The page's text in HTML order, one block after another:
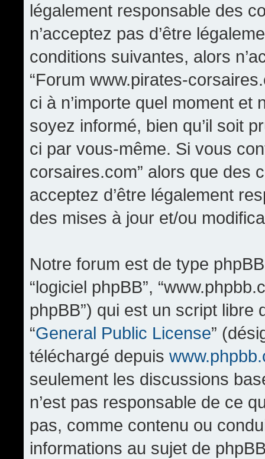
légalement responsable des
n’acceptez pas d’être
conditions suivantes, alors
“Forum www.pirates-
ci à n’importe quel moment
soyez informé, bien qu’il soit
ci par vous-même. Si vous
corsaires.com” alors que des
acceptez d’être légalement
des mises à jour et/ou
Notre forum est de type phpBB
“logiciel phpBB”,
phpBB”) qui est un script
“General Public License”
téléchargé depuis
seulement les discussions
n’est pas responsable de ce
pas, comme contenu ou
informations au sujet de